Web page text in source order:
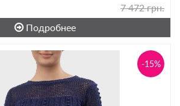
7 472 грн.
Подробнее
-15%